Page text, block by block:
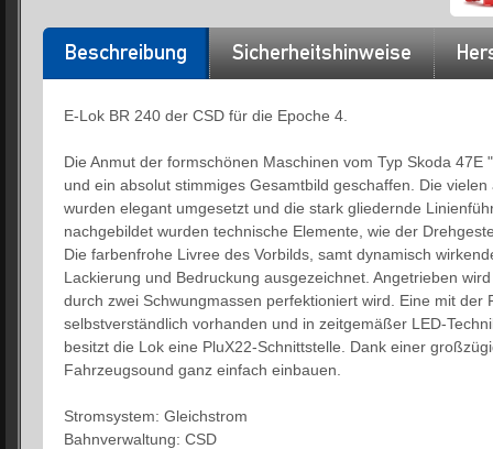
Beschreibung Sicherheitshinweise
E-Lok BR 240 der CSD für die Epoche 4.
Die Anmut der formschönen Maschinen vom Typ Skoda
und ein absolut stimmiges Gesamtbild geschaffen. Die
wurden elegant umgesetzt und die stark gliedernde
nachgebildet wurden technische Elemente, wie der
Die farbenfrohe Livree des Vorbilds, samt dynamisch
Lackierung und Bedruckung ausgezeichnet. Angetrieben
durch zwei Schwungmassen perfektioniert wird. Eine mit
selbstverständlich vorhanden und in zeitgemäßer LED-
besitzt die Lok eine PluX22-Schnittstelle. Dank einer
Fahrzeugsound ganz einfach einbauen.
Stromsystem: Gleichstrom
Bahnverwaltung: CSD